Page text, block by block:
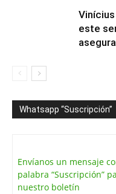
este
Whatsapp “Suscripción”
Envíanos un mensaje
palabra “Suscripción”
nuestro boletín